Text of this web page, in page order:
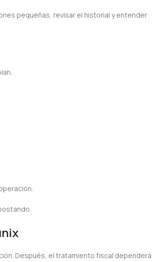
pequeñas, revisar el historial y entender
Después, el tratamiento fiscal dependerá